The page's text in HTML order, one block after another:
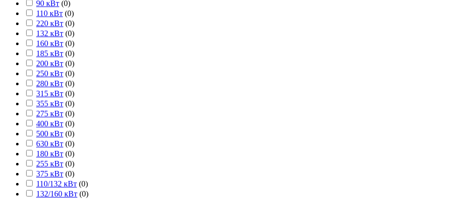
90 кВт (0)
110 кВт (0)
220 кВт (0)
132 кВт (0)
160 кВт (0)
185 кВт (0)
200 кВт (0)
250 кВт (0)
280 кВт (0)
315 кВт (0)
355 кВт (0)
275 кВт (0)
400 кВт (0)
500 кВт (0)
630 кВт (0)
180 кВт (0)
255 кВт (0)
375 кВт (0)
110/132 кВт (0)
132/160 кВт (0)